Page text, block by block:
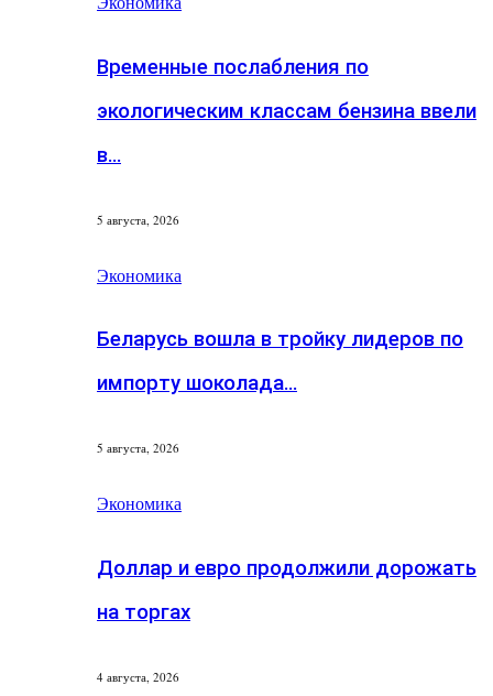
Временные послабления по
экологическим классам бензина ввели
в…
5 августа, 2026
Экономика
Беларусь вошла в тройку лидеров по
импорту шоколада…
5 августа, 2026
Экономика
Доллар и евро продолжили дорожать
на торгах
4 августа, 2026